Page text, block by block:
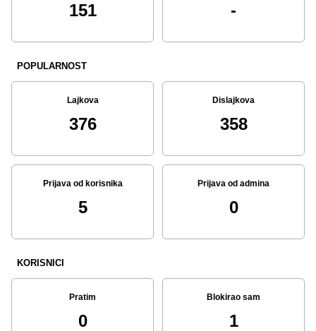
151 -
POPULARNOST
Lajkova
376
Dislajkova
358
Prijava od korisnika
5
Prijava od admina
0
KORISNICI
Pratim
0
Blokirao sam
1